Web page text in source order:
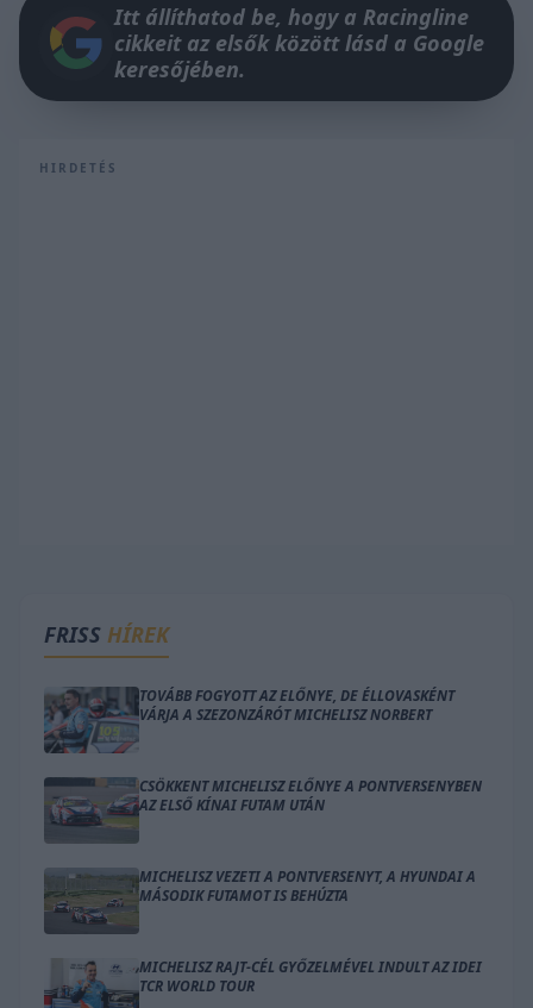
Itt állíthatod be, hogy a Racingline
cikkeit az elsők között lásd a Google
keresőjében.
HIRDETÉS
FRISS HÍREK
TOVÁBB FOGYOTT AZ ELŐNYE, DE ÉLLOVASKÉNT
VÁRJA A SZEZONZÁRÓT MICHELISZ NORBERT
CSÖKKENT MICHELISZ ELŐNYE A PONTVERSENYBEN
AZ ELSŐ KÍNAI FUTAM UTÁN
MICHELISZ VEZETI A PONTVERSENYT, A HYUNDAI A
MÁSODIK FUTAMOT IS BEHÚZTA
MICHELISZ RAJT-CÉL GYŐZELMÉVEL INDULT AZ IDEI
TCR WORLD TOUR